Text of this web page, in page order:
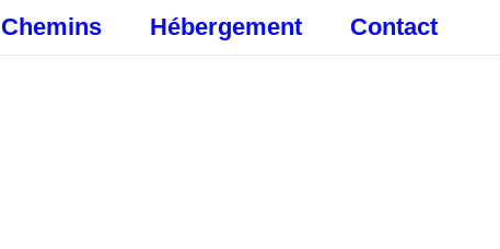
Chemins Hébergement Contact